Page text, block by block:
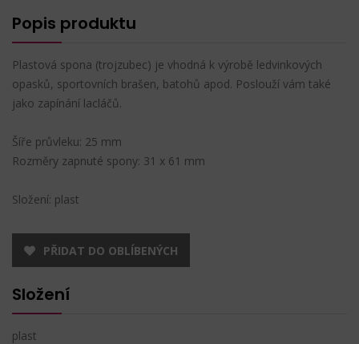
Popis produktu
Plastová spona (trojzubec) je vhodná k výrobě ledvinkových
opasků, sportovních brašen, batohů apod. Poslouží vám také
jako zapínání lacláčů.
Šíře průvleku: 25 mm
Rozměry zapnuté spony: 31 x 61 mm
Složení: plast
PŘIDAT DO OBLÍBENÝCH
Složení
plast